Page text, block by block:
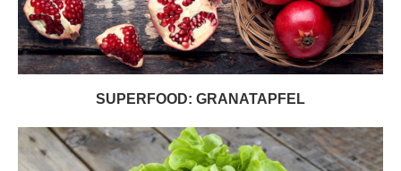
SUPERFOOD: GRANATAPFEL